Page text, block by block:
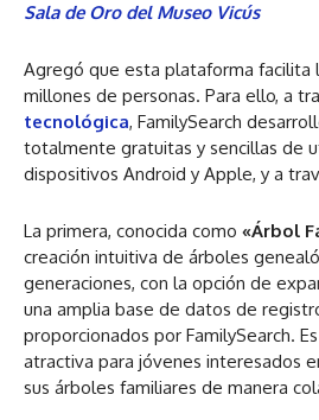
Sala de Oro del Museo Vicús
Agregó que esta plataforma facilita
millones de personas. Para ello, a
tecnológica, FamilySearch
totalmente gratuitas y sencillas de
dispositivos Android y Apple, y a
La primera, conocida como «Árbol
creación intuitiva de árboles
generaciones, con la opción de
una amplia base de datos de
proporcionados por FamilySearch.
atractiva para jóvenes interesados
sus árboles familiares de manera